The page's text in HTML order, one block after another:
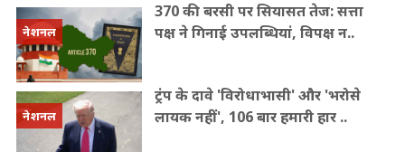
नेशनल
370 की बरसी पर सियासत तेज: सत्ता
पक्ष ने गिनाई उपलब्धियां, विपक्ष न..
नेशनल
ट्रंप के दावे 'विरोधाभासी' और 'भरोसे
लायक नहीं', 106 बार हमारी हार ..